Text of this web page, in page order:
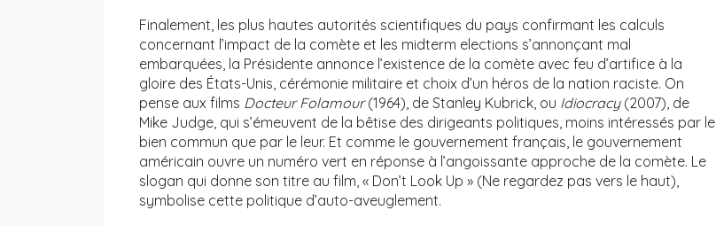
Finalement, les plus hautes autorités scientifiques du pays confirmant les calculs
concernant l’impact de la comète et les midterm elections s’annonçant mal
embarquées, la Présidente annonce l’existence de la comète avec feu d’artifice à la
gloire des États-Unis, cérémonie militaire et choix d’un héros de la nation raciste. On
pense aux films Docteur Folamour(1964), de Stanley Kubrick, ou Idiocracy(2007), de
Mike Judge, qui s’émeuvent de la bêtise des dirigeants politiques, moins intéressés par le
bien commun que par le leur. Et comme le gouvernement français, le gouvernement
américain ouvre un numéro vert en réponse à l’angoissante approche de la comète. Le
slogan qui donne son titre au film, « Don’t Look Up » (Ne regardez pas vers le haut),
symbolise cette politique d’auto-aveuglement.